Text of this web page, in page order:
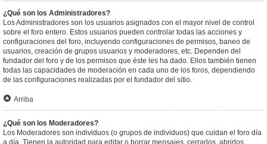
¿Qué son los Administradores?
Los Administradores son los usuarios asignados con el mayor nivel de control
sobre el foro entero. Estos usuarios pueden controlar todas las acciones y
configuraciones del foro, incluyendo configuraciones de permisos, baneo de
usuarios, creación de grupos usuarios y moderadores, etc. Dependen del
fundador del foro y de los permisos que éste les ha dado. Ellos también tienen
todas las capacidades de moderación en cada uno de los foros, dependiendo
de las configuraciones realizadas por el fundador del sitio.
Arriba
¿Qué son los Moderadores?
Los Moderadores son individuos (o grupos de individuos) que cuidan el foro día
a día. Tienen la autoridad para editar o borrar mensajes, cerrarlos, abrirlos,